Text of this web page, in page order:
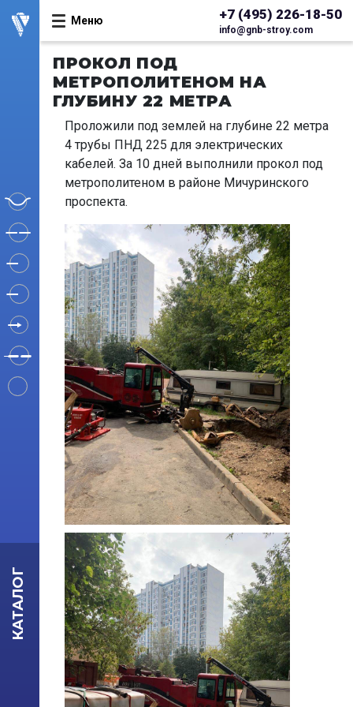
КАТАЛОГ
Меню +7 (495) 226-18-50
info@gnb-stroy.com
ПРОКОЛ ПОД
МЕТРОПОЛИТЕНОМ НА
ГЛУБИНУ 22 МЕТРА
Проложили под землей на глубине 22 метра
4 трубы ПНД 225 для электрических
кабелей. За 10 дней выполнили прокол под
метрополитеном в районе Мичуринского
проспекта.